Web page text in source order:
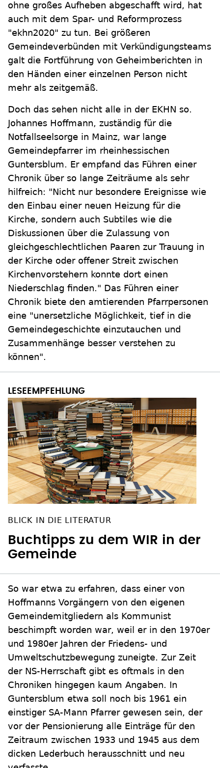
ohne großes Aufheben abgeschafft wird, hat
auch mit dem Spar- und Reformprozess
"ekhn2020" zu tun. Bei größeren
Gemeindeverbünden mit Verkündigungsteams
galt die Fortführung von Geheimberichten in
den Händen einer einzelnen Person nicht
mehr als zeitgemäß.
Doch das sehen nicht alle in der EKHN so.
Johannes Hoffmann, zuständig für die
Notfallseelsorge in Mainz, war lange
Gemeindepfarrer im rheinhessischen
Guntersblum. Er empfand das Führen einer
Chronik über so lange Zeiträume als sehr
hilfreich: "Nicht nur besondere Ereignisse wie
den Einbau einer neuen Heizung für die
Kirche, sondern auch Subtiles wie die
Diskussionen über die Zulassung von
gleichgeschlechtlichen Paaren zur Trauung in
der Kirche oder offener Streit zwischen
Kirchenvorstehern konnte dort einen
Niederschlag finden." Das Führen einer
Chronik biete den amtierenden Pfarrpersonen
eine "unersetzliche Möglichkeit, tief in die
Gemeindegeschichte einzutauchen und
Zusammenhänge besser verstehen zu
können".
BLICK IN DIE LITERATUR
Buchtipps zu dem WIR in der
Gemeinde
So war etwa zu erfahren, dass einer von
Hoffmanns Vorgängern von den eigenen
Gemeindemitgliedern als Kommunist
beschimpft worden war, weil er in den 1970er
und 1980er Jahren der Friedens- und
Umweltschutzbewegung zuneigte. Zur Zeit
der NS-Herrschaft gibt es oftmals in den
Chroniken hingegen kaum Angaben. In
Guntersblum etwa soll noch bis 1961 ein
einstiger SA-Mann Pfarrer gewesen sein, der
vor der Pensionierung alle Einträge für den
Zeitraum zwischen 1933 und 1945 aus dem
dicken Lederbuch herausschnitt und neu